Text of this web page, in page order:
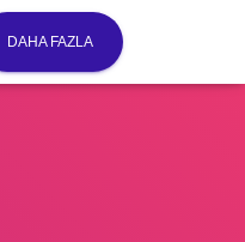
DAHA FAZLA